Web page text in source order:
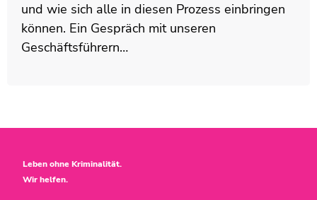
und wie sich alle in diesen Prozess einbringen
können. Ein Gespräch mit unseren
Geschäftsführern…
Leben ohne Kriminalität.
Wir helfen.